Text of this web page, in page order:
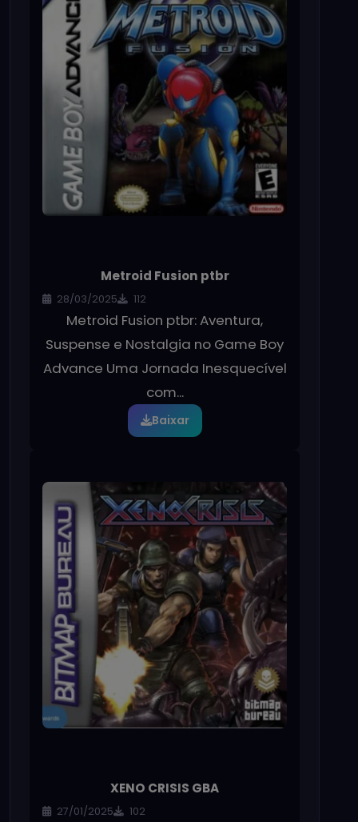
Metroid Fusion ptbr
28/03/2025 112
Metroid Fusion ptbr: Aventura,
Suspense e Nostalgia no Game Boy
Advance Uma Jornada Inesquecível
com...
Baixar
XENO CRISIS GBA
27/01/2025 102